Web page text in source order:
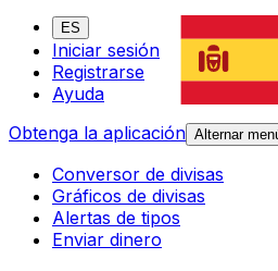
ES
Iniciar sesión
Registrarse
Ayuda
Obtenga la aplicación Alternar
Conversor de divisas
Gráficos de divisas
Alertas de tipos
Enviar dinero